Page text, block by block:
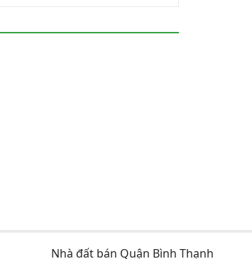
Nhà đất bán Quận Bình Thạnh